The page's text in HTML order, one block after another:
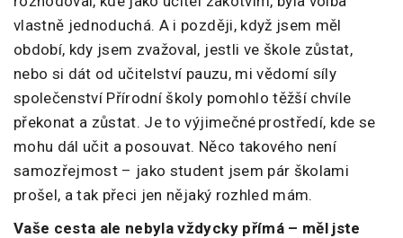
vlastně jednoduchá. A i později, když jsem měl
období, kdy jsem zvažoval, jestli ve škole zůstat,
nebo si dát od učitelství pauzu, mi vědomí síly
společenství Přírodní školy pomohlo těžší chvíle
překonat a zůstat. Je to výjimečné prostředí, kde se
mohu dál učit a posouvat. Něco takového není
samozřejmost – jako student jsem pár školami
prošel, a tak přeci jen nějaký rozhled mám.
Vaše cesta ale nebyla vždycky přímá – měl jste